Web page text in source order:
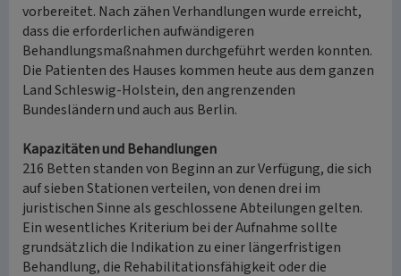
vorbereitet. Nach zähen Verhandlungen wurde erreicht,
dass die erforderlichen aufwändigeren
Behandlungsmaßnahmen durchgeführt werden konnten.
Die Patienten des Hauses kommen heute aus dem ganzen
Land Schleswig-Holstein, den angrenzenden
Bundesländern und auch aus Berlin.
Kapazitäten und Behandlungen
216 Betten standen von Beginn an zur Verfügung, die sich
auf sieben Stationen verteilen, von denen drei im
juristischen Sinne als geschlossene Abteilungen gelten.
Ein wesentliches Kriterium bei der Aufnahme sollte
grundsätzlich die Indikation zu einer längerfristigen
Behandlung, die Rehabilitationsfähigkeit oder die